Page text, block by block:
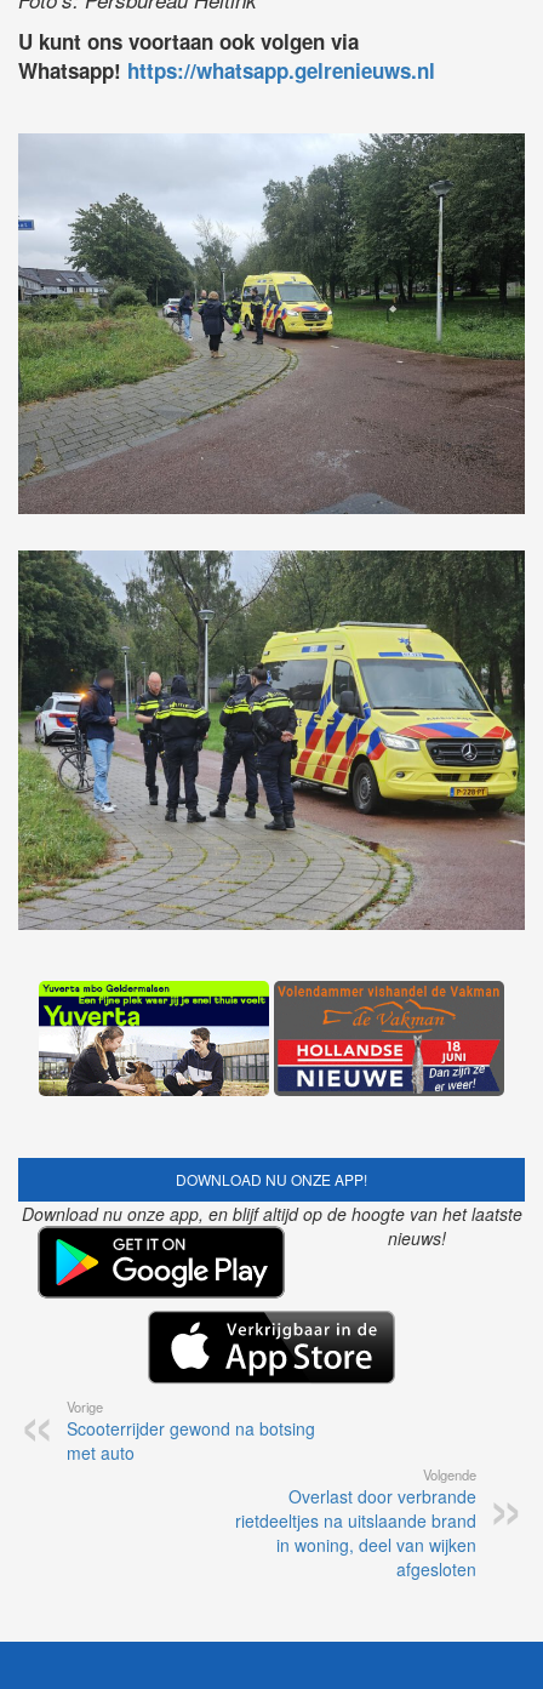
U kunt ons voortaan ook volgen via
Whatsapp! https://whatsapp.gelrenieuws.nl
DOWNLOAD NU ONZE APP!
Download nu onze app, en blijf altijd op de hoogte van het laatste
nieuws!
Vorige
Scooterrijder gewond na botsing
met auto
Volgende
Overlast door verbrande
rietdeeltjes na uitslaande brand
in woning, deel van wijken
afgesloten